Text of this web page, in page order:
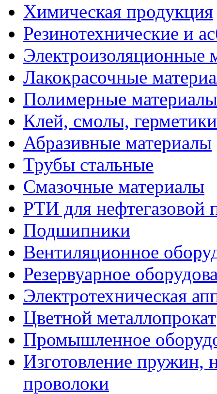
Химическая продукция
Резинотехнические и
Электроизоляционные
Лакокрасочные
Полимерные материалы
Клей, смолы, герметики
Абразивные материалы
Трубы стальные
Смазочные материалы
РТИ для
Подшипники
Вентиляционное
Резервуарное
Электротехническая
Цветной металлопрокат
Промышленное
Изготовление пружин,
проволоки